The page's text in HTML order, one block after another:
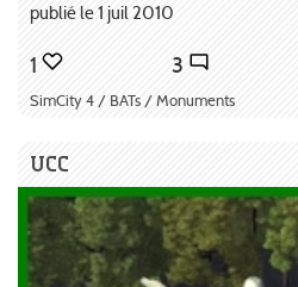
publié le 1 juil 2010
1 3
SimCity 4 / BATs / Monuments
UCC